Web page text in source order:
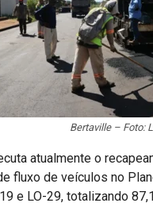
Bertaville – Foto:
atualmente o
fluxo de veículos no
e LO-29, totalizando